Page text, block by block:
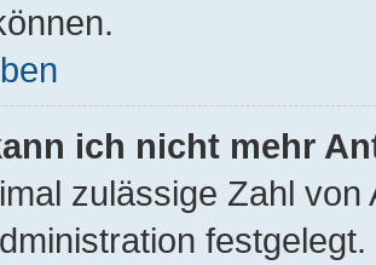
ich nicht mehr
zulässige Zahl